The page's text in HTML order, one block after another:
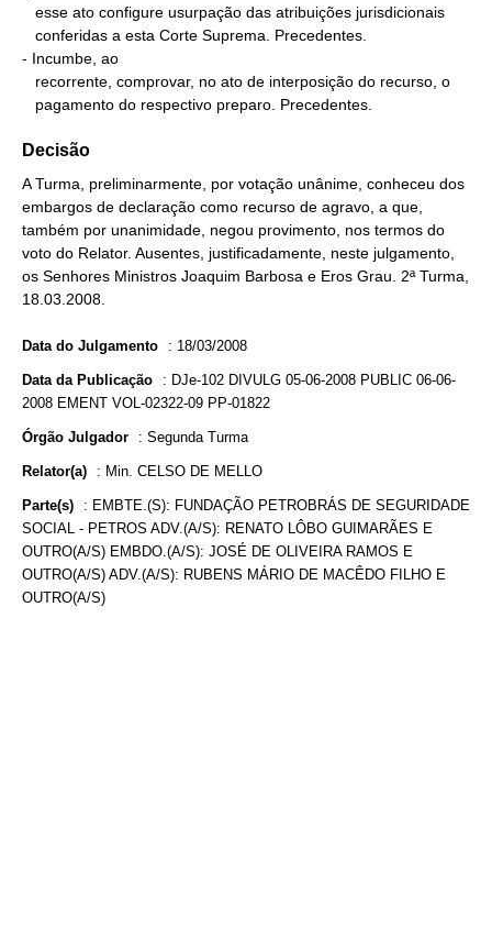
- Incumbe, ao
   pagamento do respectivo preparo. Precedentes.
Decisão
A Turma, preliminarmente, por votação unânime, conheceu dos
embargos de declaração como recurso de agravo, a que,
também por unanimidade, negou provimento, nos termos do
voto do Relator. Ausentes, justificadamente, neste julgamento,
os Senhores Ministros Joaquim Barbosa e Eros Grau. 2ª Turma,
18.03.2008.
Data do Julgamento : 18/03/2008
Data da Publicação : DJe-102 DIVULG 05-06-2008 PUBLIC 06-06-
2008 EMENT VOL-02322-09 PP-01822
Órgão Julgador : Segunda Turma
Relator(a) : Min. CELSO DE MELLO
Parte(s) : EMBTE.(S): FUNDAÇÃO PETROBRÁS DE SEGURIDADE
SOCIAL - PETROS ADV.(A/S): RENATO LÔBO GUIMARÃES E
OUTRO(A/S) EMBDO.(A/S): JOSÉ DE OLIVEIRA RAMOS E
OUTRO(A/S) ADV.(A/S): RUBENS MÁRIO DE MACÊDO FILHO E
OUTRO(A/S)